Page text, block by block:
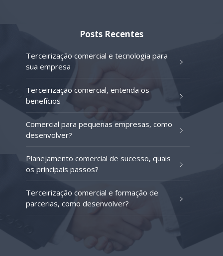
Posts Recentes
Terceirização comercial e tecnologia para
sua empresa
Terceirização comercial, entenda os
benefícios
Comercial para pequenas empresas, como
desenvolver?
Planejamento comercial de sucesso, quais
os principais passos?
Terceirização comercial e formação de
parcerias, como desenvolver?